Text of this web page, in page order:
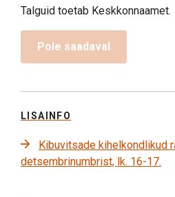
Talguid toetab Keskkonnaamet.
Pole saadaval
LISAINFO
Kibuvitsade kihelkondlikud
detsembrinumbrist, lk. 16-17.